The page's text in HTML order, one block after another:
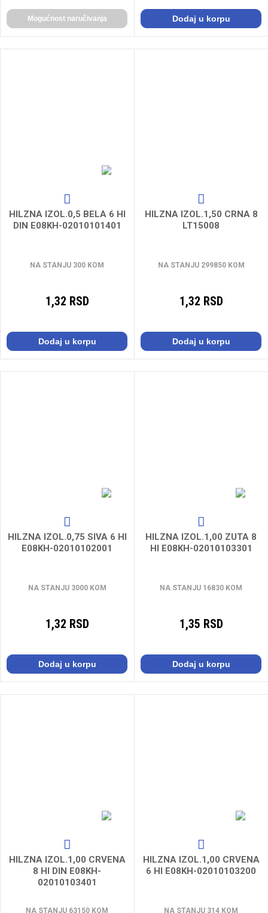
Mogućnost naručivanja Dodaj u korpu
HILZNA IZOL.0,5 BELA 6 HI
DIN E08KH-02010101401
NA STANJU 300 KOM
1,32 RSD
Dodaj u korpu
HILZNA IZOL.1,50 CRNA 8
LT15008
NA STANJU 299850 KOM
1,32 RSD
Dodaj u korpu
HILZNA IZOL.0,75 SIVA 6 HI
E08KH-02010102001
NA STANJU 3000 KOM
1,32 RSD
Dodaj u korpu
HILZNA IZOL.1,00 ZUTA 8
HI E08KH-02010103301
NA STANJU 16830 KOM
1,35 RSD
Dodaj u korpu
HILZNA IZOL.1,00 CRVENA
8 HI DIN E08KH-
02010103401
NA STANJU 63150 KOM
HILZNA IZOL.1,00 CRVENA
6 HI E08KH-02010103200
NA STANJU 314 KOM